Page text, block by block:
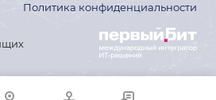
Политика конфиденциальности